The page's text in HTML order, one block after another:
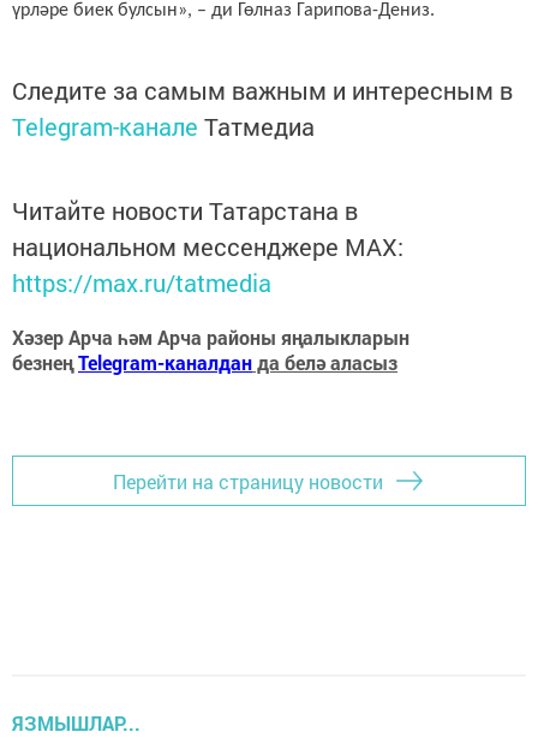
үрләре биек булсын», – ди Гөлназ Гарипова-Дениз.
Следите за самым важным и интересным в
Telegram-канале Татмедиа
Читайте новости Татарстана в
национальном мессенджере MАХ:
https://max.ru/tatmedia
Хәзер Арча һәм Арча районы яңалыкларын
безнеңTelegram-каналданда белә аласыз
Перейти на страницу новости
ЯЗМЫШЛАР...